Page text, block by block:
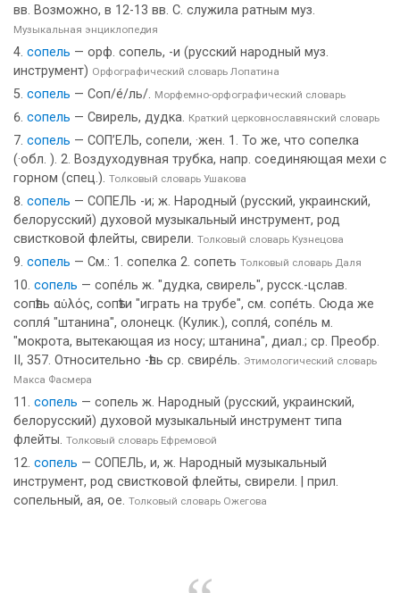
вв. Возможно, в 12-13 вв. С. служила ратным муз.
Музыкальная энциклопедия
сопель — орф. сопель, -и (русский народный муз.
инструмент) Орфографический словарь Лопатина
сопель — Соп/е́/ль/. Морфемно-орфографический словарь
сопель — Свирель, дудка. Краткий церковнославянский словарь
сопель — СОП’ЕЛЬ, сопели, ·жен. 1. То же, что сопелка
(·обл. ). 2. Воздуходувная трубка, напр. соединяющая мехи с
горном (спец.). Толковый словарь Ушакова
сопель — СОПЕЛЬ -и; ж. Народный (русский, украинский,
белорусский) духовой музыкальный инструмент, род
свистковой флейты, свирели. Толковый словарь Кузнецова
сопель — См.: 1. сопелка 2. сопеть Толковый словарь Даля
сопель — сопе́ль ж. "дудка, свирель", русск.-цслав.
сопѣль αὑλός, сопѣти "играть на трубе", см. сопе́ть. Сюда же
сопля́ "штанина", олонецк. (Кулик.), сопля́, сопе́ль м.
"мокрота, вытекающая из носу; штанина", диал.; ср. Преобр.
II, 357. Относительно -ѣль ср. свире́ль. Этимологический словарь
Макса Фасмера
сопель — сопель ж. Народный (русский, украинский,
белорусский) духовой музыкальный инструмент типа
флейты. Толковый словарь Ефремовой
сопель — СОПЕЛЬ, и, ж. Народный музыкальный
инструмент, род свистковой флейты, свирели. | прил.
сопельный, ая, ое. Толковый словарь Ожегова